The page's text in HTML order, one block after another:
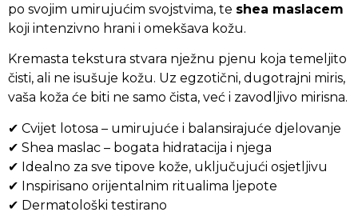
po svojim umirujućim svojstvima, te shea maslacem
koji intenzivno hrani i omekšava kožu.
Kremasta tekstura stvara nježnu pjenu koja temeljito
čisti, ali ne isušuje kožu. Uz egzotični, dugotrajni miris,
vaša koža će biti ne samo čista, već i zavodljivo mirisna.
✔ Cvijet lotosa – umirujuće i balansirajuće djelovanje
✔ Shea maslac – bogata hidratacija i njega
✔ Idealno za sve tipove kože, uključujući osjetljivu
✔ Inspirisano orijentalnim ritualima ljepote
✔ Dermatološki testirano